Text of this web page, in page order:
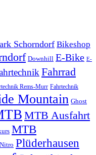
Schorndorf Bikeshop
Downhill E-Bike E-
Fahrrad
Rems-Murr Fahrtechnik
Mountain Ghost
MTB Ausfahrt
MTB
Nitro Plüderhausen